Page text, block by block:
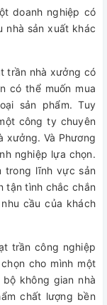
doanh nghiệp có
nhà sản xuất khác
trần nhà xưởng có
có thể muốn mua
sản phẩm. Tuy
công ty chuyên
xưởng. Và Phương
nghiệp lựa chọn.
trong lĩnh vực sản
tận tình chắc chắn
cầu của khách
trần công nghiệp
cho mình một
không gian nhà
chất lượng bền